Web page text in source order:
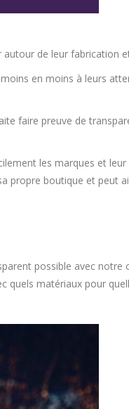
de leur fabrication
en moins à leurs
faire preuve de
les marques et
propre boutique et peut
possible avec notre
quels matériaux pour